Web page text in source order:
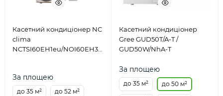
Касетний кондиціонер NC
clima
NCTSI60EH1eu/NOI60EH3eu/NCP-
За площею
до 35 м² до 52 м²
Касетний кондиціонер
Gree GUD50T/A-T /
GUD50W/NhA-T
За площею
до 35 м² до 50 м²